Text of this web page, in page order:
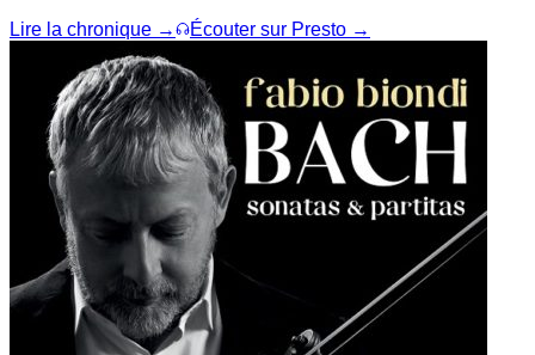
Lire la chronique →
Écouter sur Presto →